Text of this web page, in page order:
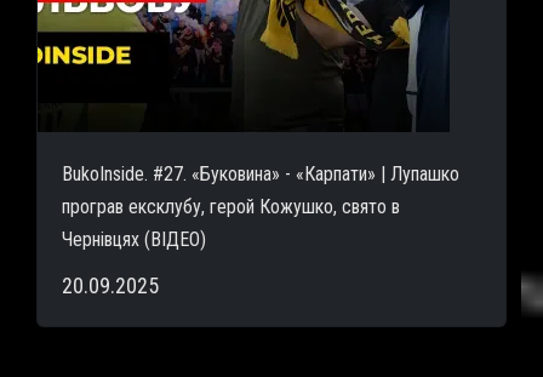
BukoInside. #27. «Буковина» - «Карпати» | Лупашко
програв ексклубу, герой Кожушко, свято в
Чернівцях (ВІДЕО)
20.09.2025